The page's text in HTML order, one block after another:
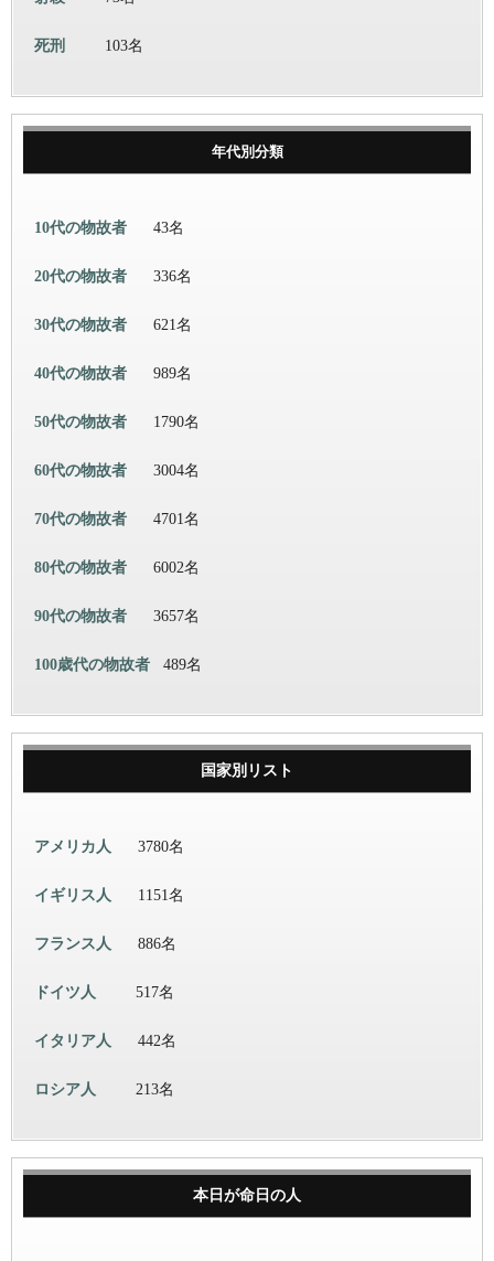
死刑 103名
年代別分類
10代の物故者 43名
20代の物故者 336名
30代の物故者 621名
40代の物故者 989名
50代の物故者 1790名
60代の物故者 3004名
70代の物故者 4701名
80代の物故者 6002名
90代の物故者 3657名
100歳代の物故者 489名
国家別リスト
アメリカ人 3780名
イギリス人 1151名
フランス人 886名
ドイツ人 517名
イタリア人 442名
ロシア人 213名
本日が命日の人